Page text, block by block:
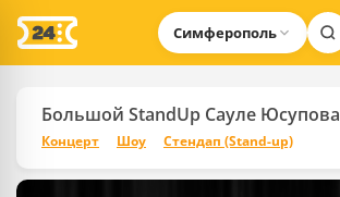
Симферополь
Большой StandUp Сауле Юсупова
Концерт Шоу Стендап (Stand-up)